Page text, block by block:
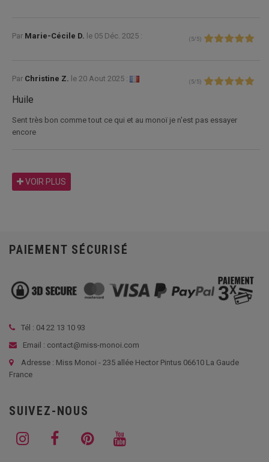
Par Marie-Cécile D. le 05 Déc. 2025 : ( 5/ 5)
Par Christine Z. le 20 Aout 2025 : ( 5/ 5)
Huile
Sent très bon comme tout ce qui et au monoï je n'est pas essayer
encore
VOIR PLUS
PAIEMENT SÉCURISÉ
Tél : 04 22 13 10 93
Email : contact@miss-monoi.com
Adresse : Miss Monoi - 235 allée Hector Pintus 06610 La Gaude
France
SUIVEZ-NOUS